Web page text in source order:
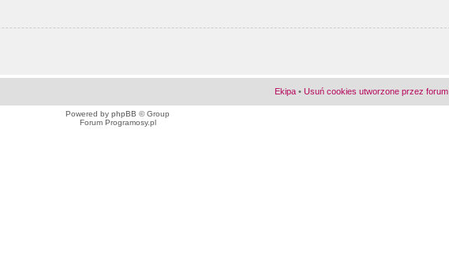
Ekipa • Usuń cookies utworzone przez forum
Powered by phpBB © Group
Forum Programosy.pl